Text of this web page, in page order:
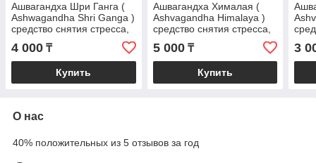
Ашвагандха Шри Ганга (
Ashwagandha Shri Ganga )
средство снятия стресса,
усталости и бессоннице
120 таб
4 000 ₸
Купить
Ашвагандха Хималая (
Ashvagandha Himalaya )
средство снятия стресса,
усталости и бессоннице,
120 таб
5 000₸
Купить
60
3
О нас
40% положительных из 5 отзывов за год